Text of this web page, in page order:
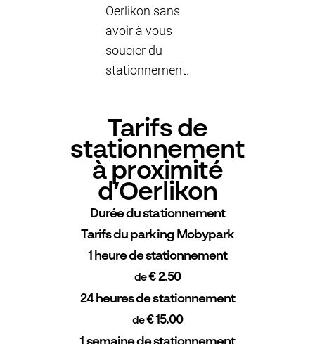
Oerlikon sans
avoir à vous
soucier du
stationnement.
Tarifs de
stationnement
à proximité
d’Oerlikon
Durée du stationnement
Tarifs du parking Mobypark
1 heure de stationnement
de€ 2.50
24 heures de stationnement
de€ 15.00